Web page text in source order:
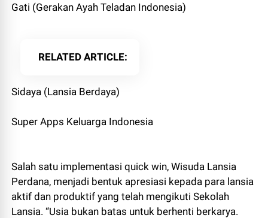
Gati (Gerakan Ayah Teladan Indonesia)
RELATED ARTICLE
Sidaya (Lansia Berdaya)
Super Apps Keluarga Indonesia
Salah satu implementasi quick win, Wisuda Lansia
Perdana, menjadi bentuk apresiasi kepada para lansia
aktif dan produktif yang telah mengikuti Sekolah
Lansia. “Usia bukan batas untuk berhenti berkarya.